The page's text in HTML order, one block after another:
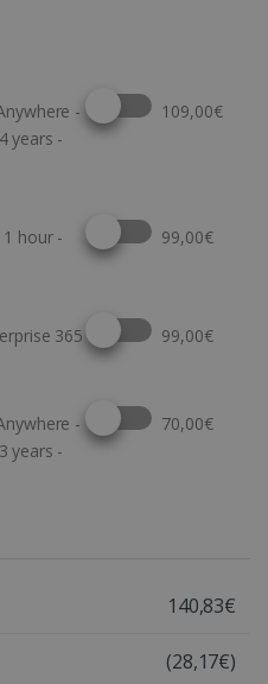
-
years -
Select this option
109,00€
1 hour - Select this option
99,00€
365
Select this option
99,00€
-
years -
Select this option
70,00€
140,83€
(28,17€)